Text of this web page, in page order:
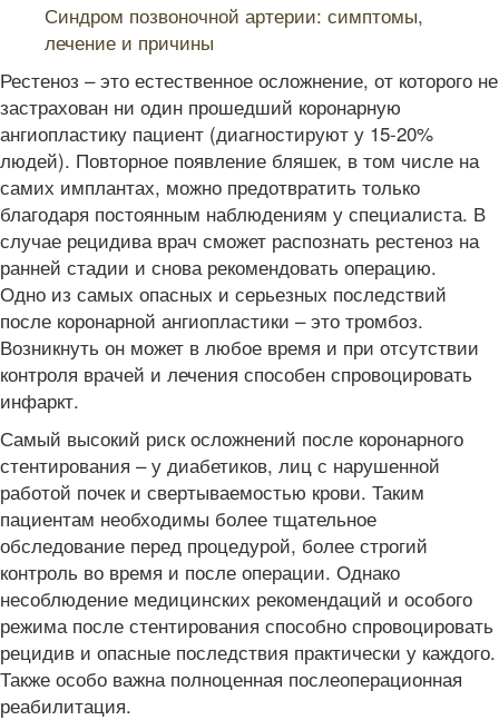
Синдром позвоночной артерии: симптомы,
лечение и причины
Рестеноз – это естественное осложнение, от которого не
застрахован ни один прошедший коронарную
ангиопластику пациент (диагностируют у 15-20%
людей). Повторное появление бляшек, в том числе на
самих имплантах, можно предотвратить только
благодаря постоянным наблюдениям у специалиста. В
случае рецидива врач сможет распознать рестеноз на
ранней стадии и снова рекомендовать операцию.
Одно из самых опасных и серьезных последствий
после коронарной ангиопластики – это тромбоз.
Возникнуть он может в любое время и при отсутствии
контроля врачей и лечения способен спровоцировать
инфаркт.
Самый высокий риск осложнений после коронарного
стентирования – у диабетиков, лиц с нарушенной
работой почек и свертываемостью крови. Таким
пациентам необходимы более тщательное
обследование перед процедурой, более строгий
контроль во время и после операции. Однако
несоблюдение медицинских рекомендаций и особого
режима после стентирования способно спровоцировать
рецидив и опасные последствия практически у каждого.
Также особо важна полноценная послеоперационная
реабилитация.